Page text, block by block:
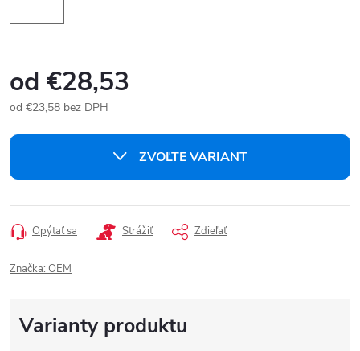
od €28,53
od €23,58 bez DPH
cena:
ZVOĽTE VARIANT
Opýtať sa Strážiť Zdieľať
Značka: OEM